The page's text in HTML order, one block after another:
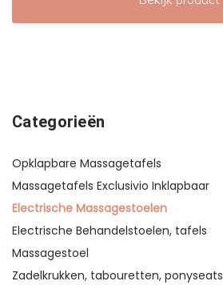
Categorieën
Opklapbare Massagetafels
Massagetafels Exclusivio Inklapbaar
Electrische Massagestoelen
Electrische Behandelstoelen, tafels
Massagestoel
Zadelkrukken, tabouretten, ponyseats